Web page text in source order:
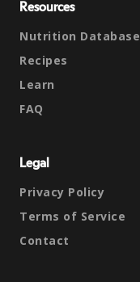
Resources
Nutrition Database
Recipes
Learn
FAQ
Legal
Privacy Policy
Terms of Service
Contact